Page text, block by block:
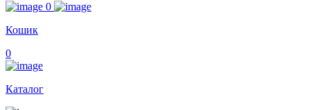
0
Кошик
0
Каталог